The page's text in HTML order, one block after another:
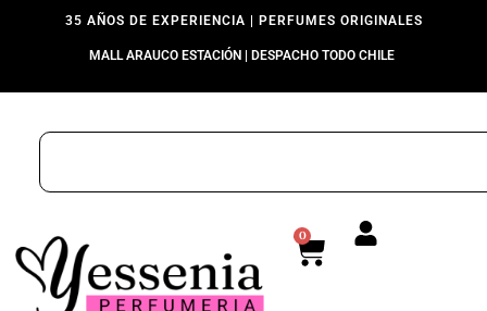
35 AÑOS DE EXPERIENCIA | PERFUMES ORIGINALES
MALL ARAUCO ESTACIÓN | DESPACHO TODO CHILE
0